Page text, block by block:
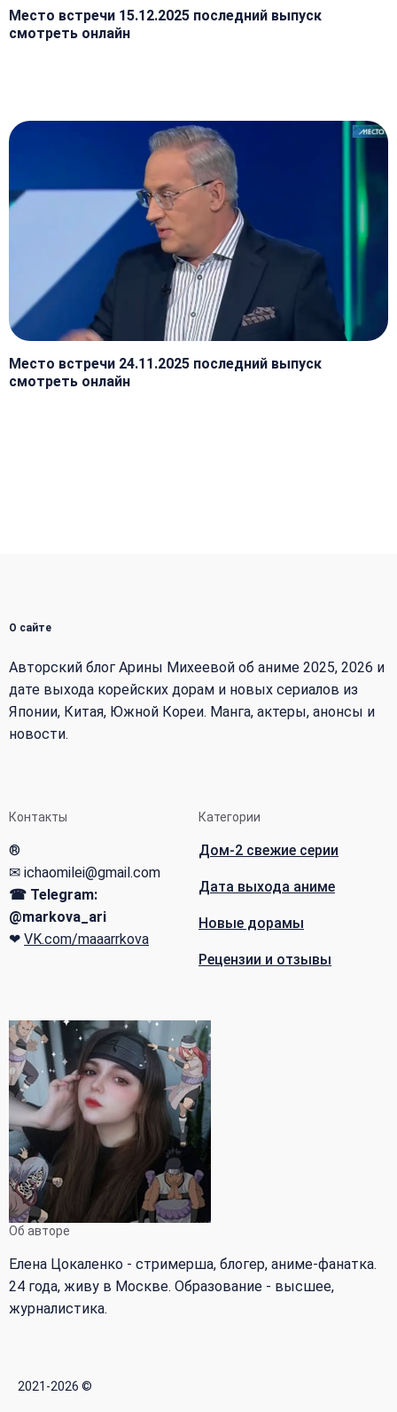
Место встречи 15.12.2025 последний выпуск
смотреть онлайн
Место встречи 24.11.2025 последний выпуск
смотреть онлайн
О сайте
Авторский блог Арины Михеевой об аниме 2025, 2026 и
дате выхода корейских дорам и новых сериалов из
Японии, Китая, Южной Кореи. Манга, актеры, анонсы и
новости.
Контакты
®
✉ ichaomilei@gmail.com
☎ Telegram:
@markova_ari
❤ VK.com/maaarrkova
Категории
Дом-2 свежие серии
Дата выхода аниме
Новые дорамы
Рецензии и отзывы
Об авторе
Елена Цокаленко - стримерша, блогер, аниме-фанатка.
24 года, живу в Москве. Образование - высшее,
журналистика.
2021-2026 ©